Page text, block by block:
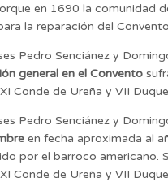
en 1690 la comunidad
la reparación del
Pedro Senciánez y
general en el Convento
Conde de Ureña y VII
Pedro Senciánez y
en fecha aproximada al
por el barroco americano.
Conde de Ureña y VII